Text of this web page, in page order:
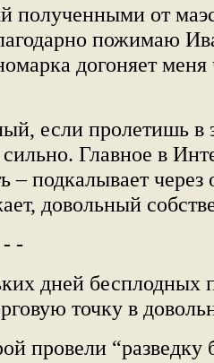
полученными от
пожимаю
догоняет меня
если пролетишь в
сильно. Главное в
– подкалывает
довольный
-
дней бесплодных
точку в
провели